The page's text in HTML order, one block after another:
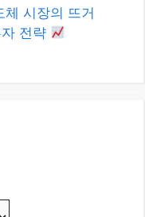
시장의 뜨거
전략